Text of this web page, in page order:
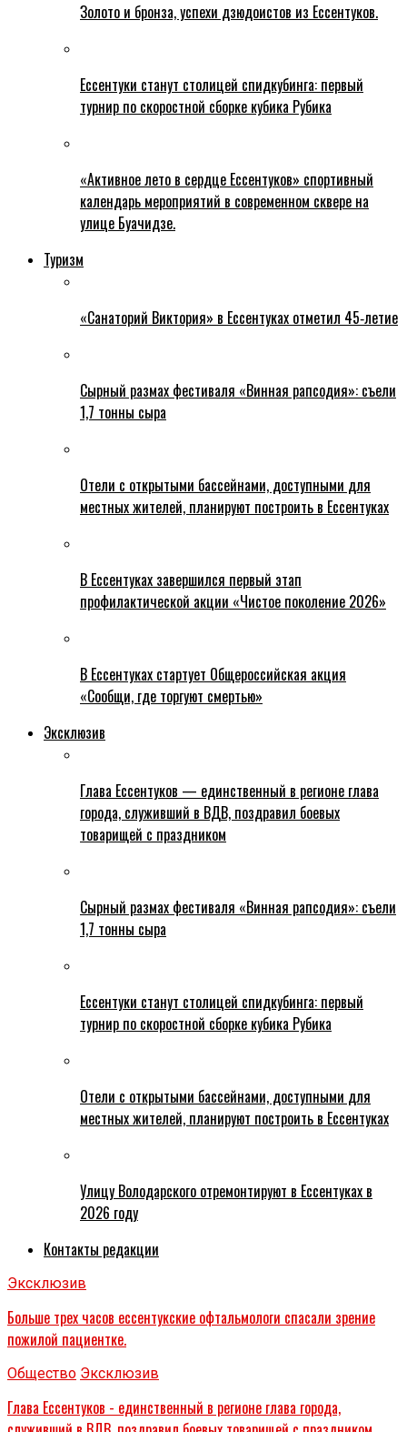
Золото и бронза, успехи дзюдоистов из Ессентуков.
Ессентуки станут столицей спидкубинга: первый
турнир по скоростной сборке кубика Рубика
«Активное лето в сердце Ессентуков» спортивный
календарь мероприятий в современном сквере на
улице Буачидзе.
Туризм
«Санаторий Виктория» в Ессентуках отметил 45‑летие
Сырный размах фестиваля «Винная рапсодия»: съели
1,7 тонны сыра
Отели с открытыми бассейнами, доступными для
местных жителей, планируют построить в Ессентуках
В Ессентуках завершился первый этап
профилактической акции «Чистое поколение 2026»
В Ессентуках стартует Общероссийская акция
«Сообщи, где торгуют смертью»
Эксклюзив
Глава Ессентуков — единственный в регионе глава
города, служивший в ВДВ, поздравил боевых
товарищей с праздником
Сырный размах фестиваля «Винная рапсодия»: съели
1,7 тонны сыра
Ессентуки станут столицей спидкубинга: первый
турнир по скоростной сборке кубика Рубика
Отели с открытыми бассейнами, доступными для
местных жителей, планируют построить в Ессентуках
Улицу Володарского отремонтируют в Ессентуках в
2026 году
Контакты редакции
Эксклюзив
Больше трех часов ессентукские офтальмологи спасали зрение
пожилой пациентке.
Общество Эксклюзив
Глава Ессентуков - единственный в регионе глава города,